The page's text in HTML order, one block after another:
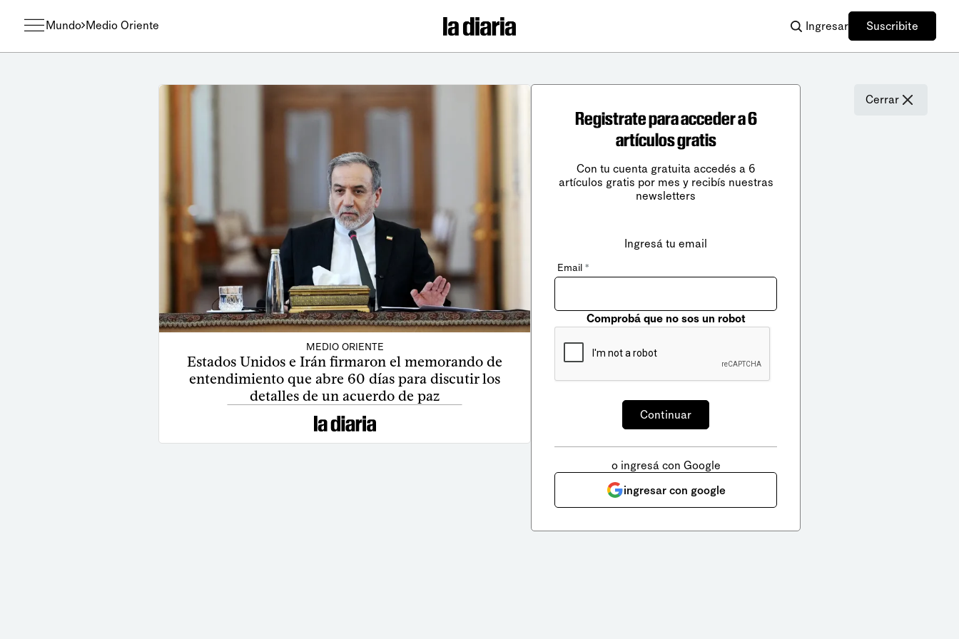
Mundo Medio Oriente Ingresar Suscribite
MEDIO ORIENTE
Estados Unidos e Irán firmaron el memorando de
entendimiento que abre 60 días para discutir los
detalles de un acuerdo de paz
Cerrar
Registrate para acceder a 6
artículos gratis
Con tu cuenta gratuita accedés a 6
artículos gratis por mes y recibís nuestras
newsletters
Ingresá tu email
Email *
Comprobá que no sos un robot
o ingresá con Google
ingresar con google